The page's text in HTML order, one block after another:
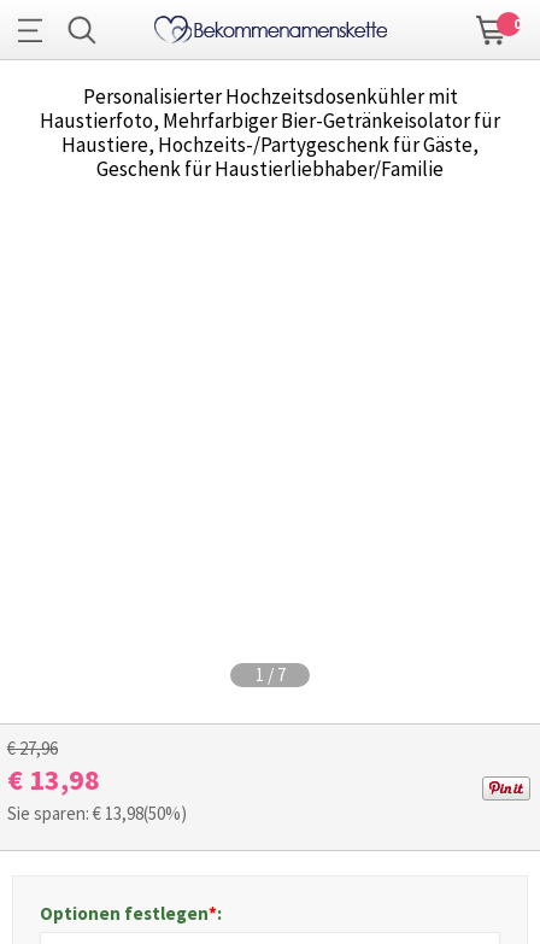
0
Personalisierter Hochzeitsdosenkühler mit
Haustierfoto, Mehrfarbiger Bier-Getränkeisolator für
Haustiere, Hochzeits-/Partygeschenk für Gäste,
Geschenk für Haustierliebhaber/Familie
1 / 7
€ 27,96
€ 13,98
Sie sparen: € 13,98(50%)
Optionen festlegen*: